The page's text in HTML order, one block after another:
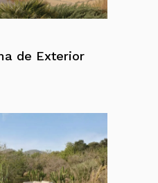
de Exterior